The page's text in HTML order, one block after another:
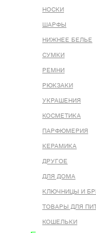
НОСКИ
ШАРФЫ
НИЖНЕЕ БЕЛЬЕ
СУМКИ
РЕМНИ
РЮКЗАКИ
УКРАШЕНИЯ
КОСМЕТИКА
ПАРФЮМЕРИЯ
КЕРАМИКА
ДРУГОЕ
ДЛЯ ДОМА
КЛЮЧНИЦЫ И
ТОВАРЫ ДЛЯ
КОШЕЛЬКИ